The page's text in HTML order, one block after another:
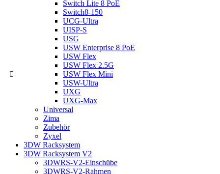
Switch Lite 8 PoE
Switch8-150
UCG-Ultra
UISP-S
USG
USW Enterprise 8 PoE
USW Flex
USW Flex 2.5G
USW Flex Mini
USW-Ultra
UXG
UXG-Max
Universal
Zima
Zubehör
Zyxel
3DW Racksystem
3DW Racksystem V2
3DWRS-V2-Einschübe
3DWRS-V2-Rahmen